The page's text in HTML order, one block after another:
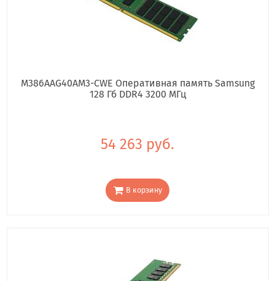
M386AAG40AM3-CWE Оперативная память Samsung
128 Гб DDR4 3200 МГц
54 263 руб.
В корзину